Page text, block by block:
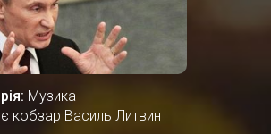
Музика
кобзар Василь Литвин